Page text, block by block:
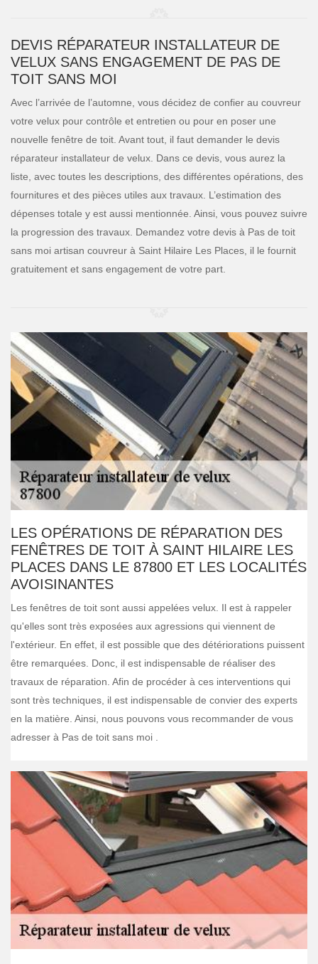
DEVIS RÉPARATEUR INSTALLATEUR DE
VELUX SANS ENGAGEMENT DE PAS DE
TOIT SANS MOI
Avec l’arrivée de l’automne, vous décidez de confier au couvreur
votre velux pour contrôle et entretien ou pour en poser une
nouvelle fenêtre de toit. Avant tout, il faut demander le devis
réparateur installateur de velux. Dans ce devis, vous aurez la
liste, avec toutes les descriptions, des différentes opérations, des
fournitures et des pièces utiles aux travaux. L’estimation des
dépenses totale y est aussi mentionnée. Ainsi, vous pouvez suivre
la progression des travaux. Demandez votre devis à Pas de toit
sans moi artisan couvreur à Saint Hilaire Les Places, il le fournit
gratuitement et sans engagement de votre part.
LES OPÉRATIONS DE RÉPARATION DES
FENÊTRES DE TOIT À SAINT HILAIRE LES
PLACES DANS LE 87800 ET LES LOCALITÉS
AVOISINANTES
Les fenêtres de toit sont aussi appelées velux. Il est à rappeler
qu'elles sont très exposées aux agressions qui viennent de
l'extérieur. En effet, il est possible que des détériorations puissent
être remarquées. Donc, il est indispensable de réaliser des
travaux de réparation. Afin de procéder à ces interventions qui
sont très techniques, il est indispensable de convier des experts
en la matière. Ainsi, nous pouvons vous recommander de vous
adresser à Pas de toit sans moi .